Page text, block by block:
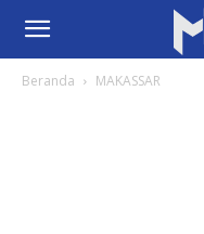
Beranda MAKASSAR